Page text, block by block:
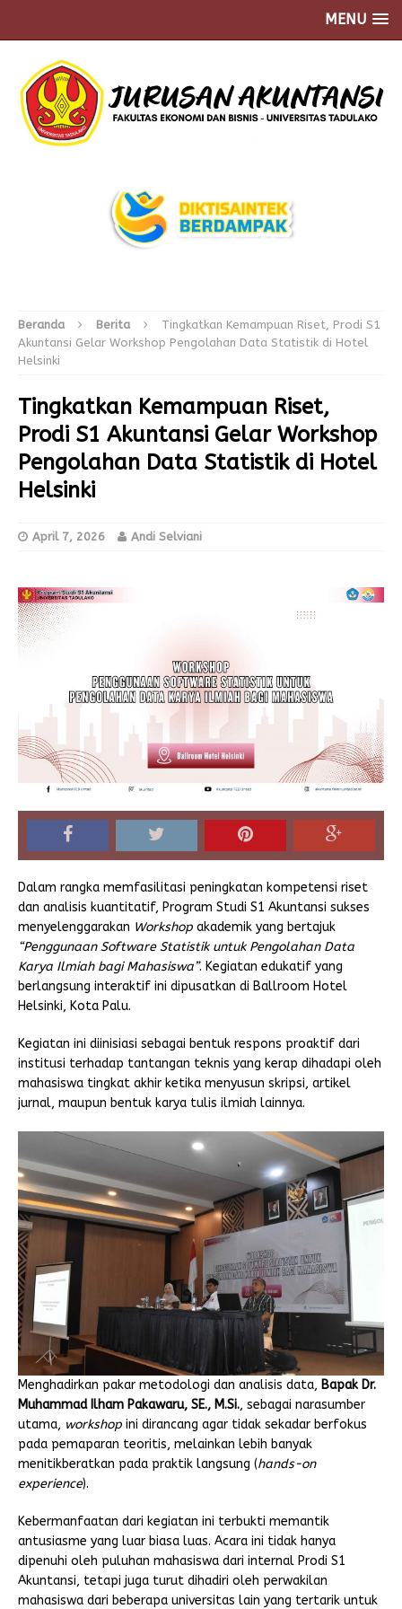
MENU
Beranda Berita
Tingkatkan Kemampuan Riset, Prodi S1
Akuntansi Gelar Workshop Pengolahan Data Statistik di Hotel
Helsinki
Tingkatkan Kemampuan Riset,
Prodi S1 Akuntansi Gelar Workshop
Pengolahan Data Statistik di Hotel
Helsinki
April 7, 2026 Andi Selviani
Dalam rangka memfasilitasi peningkatan kompetensi riset
dan analisis kuantitatif, Program Studi S1 Akuntansi sukses
menyelenggarakan Workshop akademik yang bertajuk
“Penggunaan Software Statistik untuk Pengolahan Data
Karya Ilmiah bagi Mahasiswa”. Kegiatan edukatif yang
berlangsung interaktif ini dipusatkan di Ballroom Hotel
Helsinki, Kota Palu.
Kegiatan ini diinisiasi sebagai bentuk respons proaktif dari
institusi terhadap tantangan teknis yang kerap dihadapi oleh
mahasiswa tingkat akhir ketika menyusun skripsi, artikel
jurnal, maupun bentuk karya tulis ilmiah lainnya.
Menghadirkan pakar metodologi dan analisis data, Bapak Dr.
Muhammad Ilham Pakawaru, SE., M.Si., sebagai narasumber
utama, workshop ini dirancang agar tidak sekadar berfokus
pada pemaparan teoritis, melainkan lebih banyak
menitikberatkan pada praktik langsung (hands-on
experience).
Kebermanfaatan dari kegiatan ini terbukti memantik
antusiasme yang luar biasa luas. Acara ini tidak hanya
dipenuhi oleh puluhan mahasiswa dari internal Prodi S1
Akuntansi, tetapi juga turut dihadiri oleh perwakilan
mahasiswa dari beberapa universitas lain yang tertarik untuk